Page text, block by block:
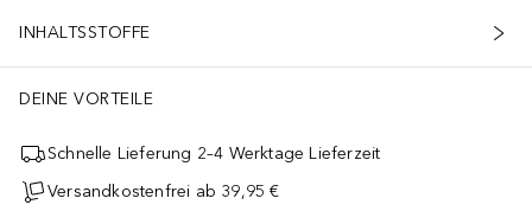
INHALTSSTOFFE
DEINE VORTEILE
Schnelle Lieferung 2–4 Werktage Lieferzeit
Versandkostenfrei ab 39,95 €